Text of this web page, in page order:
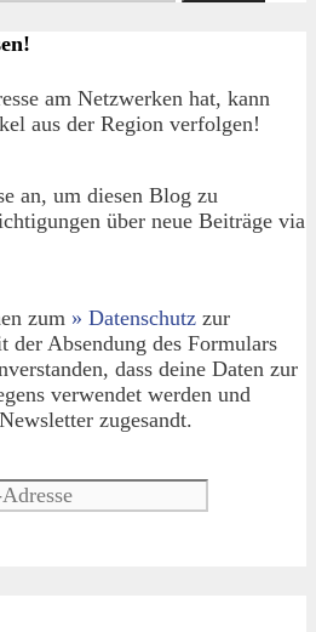
am Netzwerken hat, kann
aus der Region verfolgen!
an, um diesen Blog zu
über neue Beiträge via
zum » Datenschutz zur
Absendung des Formulars
dass deine Daten zur
verwendet werden und
zugesandt.